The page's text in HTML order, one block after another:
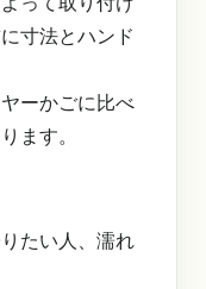
寸法とハンド
ーかごに比べ
ます。
たい人、濡れ